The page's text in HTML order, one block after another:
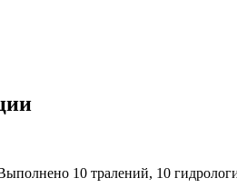
10 тралений, 10